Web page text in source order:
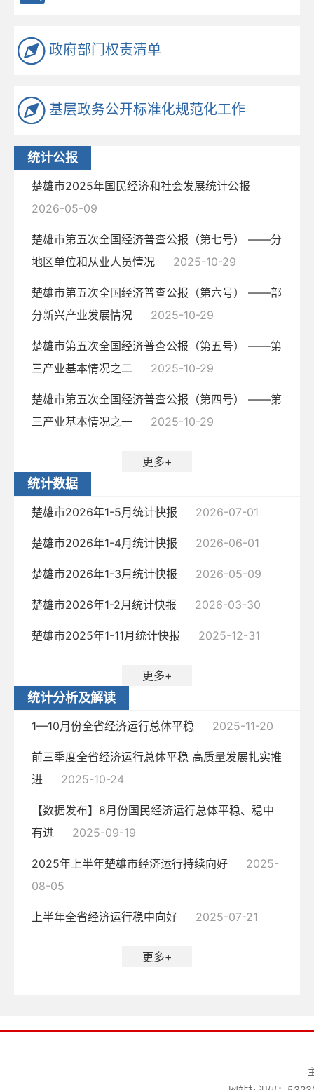
政府部门权责清单
基层政务公开标准化规范化工作
统计公报
楚雄市2025年国民经济和社会发展统计公报
2026-05-09
楚雄市第五次全国经济普查公报（第七号） ——分
地区单位和从业人员情况
2025-10-29
楚雄市第五次全国经济普查公报（第六号） ——部
分新兴产业发展情况
2025-10-29
楚雄市第五次全国经济普查公报（第五号） ——第
三产业基本情况之二
2025-10-29
楚雄市第五次全国经济普查公报（第四号） ——第
三产业基本情况之一
2025-10-29
更多+
统计数据
楚雄市2026年1-5月统计快报 2026-07-01
楚雄市2026年1-4月统计快报 2026-06-01
楚雄市2026年1-3月统计快报 2026-05-09
楚雄市2026年1-2月统计快报 2026-03-30
楚雄市2025年1-11月统计快报 2025-12-31
更多+
统计分析及解读
1—10月份全省经济运行总体平稳 2025-11-20
前三季度全省经济运行总体平稳 高质量发展扎实推
进
2025-10-24
【数据发布】8月份国民经济运行总体平稳、稳中
有进
2025-09-19
2025年上半年楚雄市经济运行持续向好
2025-
08-05
上半年全省经济运行稳中向好 2025-07-21
更多+